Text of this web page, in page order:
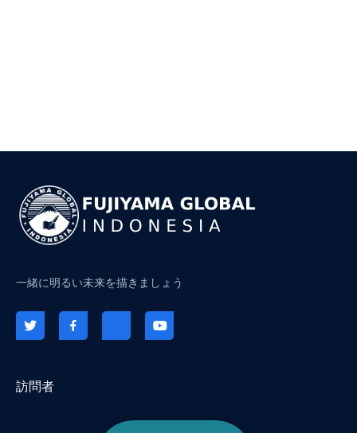
一緒に明るい未来を描きましょう
訪問者